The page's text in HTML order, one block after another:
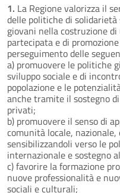
1. La Regione valorizza il
delle politiche di
giovani nella costruzione
partecipata e di
perseguimento delle
a) promuovere le politiche
sviluppo sociale e di
popolazione e le
anche tramite il sostegno
privati;
b) promuovere il senso di
comunità locale,
sensibilizzandoli verso le
internazionale e sostegno
c) favorire la formazione
nuove professionalità e
sociali e culturali;